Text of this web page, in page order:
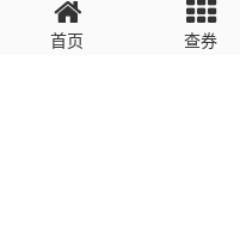
回复需填写必要信息
首页 查券